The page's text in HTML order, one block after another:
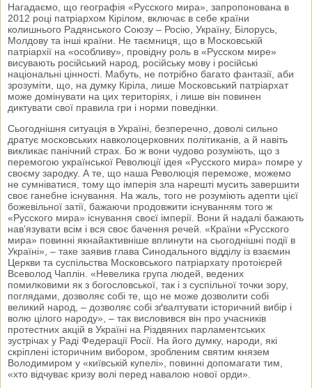
Нагадаємо, що географія «Русского мира», запропонована в
2012 році патріархом Кірілом, включає в себе країни
колишнього Радянського Союзу – Росію, Україну, Білорусь,
Молдову та інші країни. Не таємниця, що в Московській
патріархії на «особливу», провідну роль в «Русском мире»
висувають російський народ, російську мову і російські
національні цінності. Мабуть, не потрібно багато фантазії, аби
зрозуміти, що, на думку Кіріла, лише Московський патріархат
може домінувати на цих територіях, і лише він повинен
диктувати свої правила гри і норми поведінки.
Сьогоднішня ситуація в Україні, безперечно, доволі сильно
дратує московських навколоцерковних політиканів, а й навіть
викликає панічний страх. Бо ж вони чудово розуміють, що з
перемогою української Революції ідея «Русского мира» помре у
своєму зародку. А те, що наша Революція переможе, можемо
не сумніватися, тому що імперія зла нарешті мусить завершити
своє ганебне існування. На жаль, того не розуміють адепти цієї
божевільної затії, бажаючи продовжити існуванням того ж
«Русского мира» існування своєї імперії. Вони й надалі бажають
нав’язувати всім і вся своє бачення речей. «Країни «Русского
мира» повинні якнайактивніше вплинути на сьогоднішні події в
Україні», – таке заявив глава Синодального відділу із взаємин
Церкви та суспільства Московського патріархату протоієрей
Всеволод Чаплін. «Невелика група людей, ведених
помилковими як з богословської, так і з суспільної точки зору,
поглядами, дозволяє собі те, що не може дозволити собі
великий народ, – дозволяє собі зґвалтувати історичний вибір і
волю цілого народу», – так висловився він про учасників
протестних акцій в Україні на Різдвяних парламентських
зустрічах у Раді Федерації Росії. На його думку, народи, які
скріплені історичним вибором, зробленим святим князем
Володимиром у «київській купелі», повинні допомагати тим,
«хто відчуває кризу волі перед навалою нової орди».